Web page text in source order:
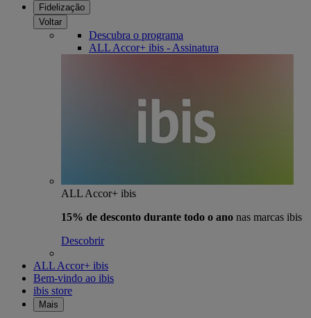
Fidelização
Voltar
Descubra o programa
ALL Accor+ ibis - Assinatura
ALL Accor+ ibis
15% de desconto durante todo o ano nas marcas ibis
Descobrir
ALL Accor+ ibis
Bem-vindo ao ibis
ibis store
Mais